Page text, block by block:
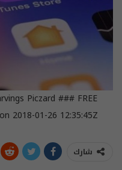
Piczard ### FREE
01-26 12:35:45Z | |
شارك